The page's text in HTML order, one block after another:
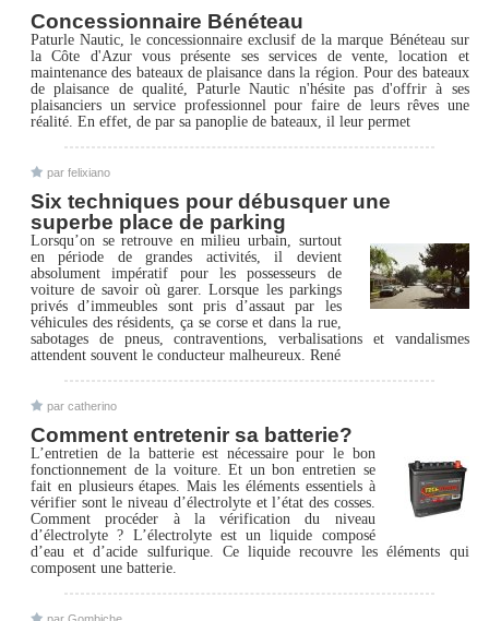
Concessionnaire Bénéteau
Paturle Nautic, le concessionnaire exclusif de la marque Bénéteau sur
la Côte d'Azur vous présente ses services de vente, location et
maintenance des bateaux de plaisance dans la région. Pour des bateaux
de plaisance de qualité, Paturle Nautic n'hésite pas d'offrir à ses
plaisanciers un service professionnel pour faire de leurs rêves une
réalité. En effet, de par sa panoplie de bateaux, il leur permet
par felixiano
Six techniques pour débusquer une
superbe place de parking
Lorsqu’on se retrouve en milieu urbain, surtout
en période de grandes activités, il devient
absolument impératif pour les possesseurs de
voiture de savoir où garer. Lorsque les parkings
privés d’immeubles sont pris d’assaut par les
véhicules des résidents, ça se corse et dans la rue,
sabotages de pneus, contraventions, verbalisations et vandalismes
attendent souvent le conducteur malheureux. René
par catherino
Comment entretenir sa batterie?
L’entretien de la batterie est nécessaire pour le bon
fonctionnement de la voiture. Et un bon entretien se
fait en plusieurs étapes. Mais les éléments essentiels à
vérifier sont le niveau d’électrolyte et l’état des cosses.
Comment procéder à la vérification du niveau
d’électrolyte ? L’électrolyte est un liquide composé
d’eau et d’acide sulfurique. Ce liquide recouvre les éléments qui
composent une batterie.